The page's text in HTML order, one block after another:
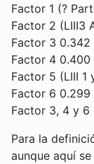
Factor 1 (?
Factor 2 (LIII3
Factor 3 0.342
Factor 4 0.400
Factor 5 (LIII
Factor 6 0.299
Factor 3, 4 y 6
Para la
aunque aquí